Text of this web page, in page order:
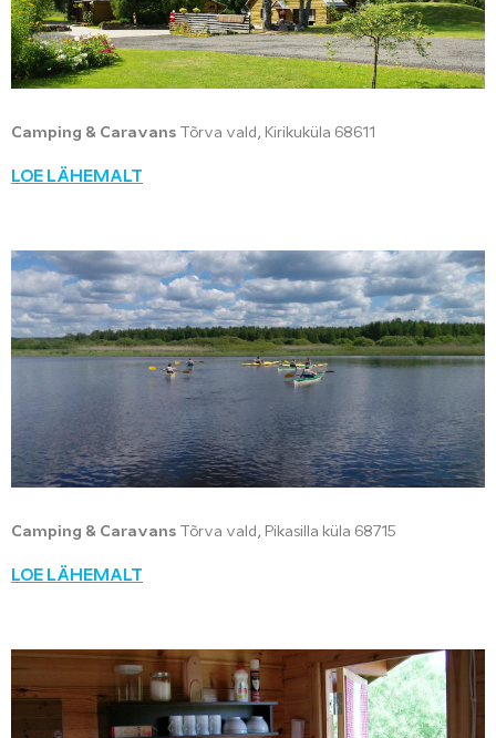
Camping & Caravans Tõrva vald, Kirikuküla 68611
LOE LÄHEMALT
Camping & Caravans Tõrva vald, Pikasilla küla 68715
LOE LÄHEMALT